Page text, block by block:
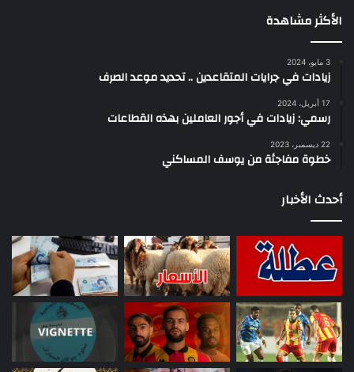
الأكثر مشاهدة
3 مايو، 2024
زيادات في جرايات المتقاعدين .. تحديد موعد الصرف
17 أبريل، 2024
رسمي: زيادات في أجور العاملين بهذه القطاعات
22 ديسمبر، 2023
خطوة مفاجئة من يوسف المساكني
أحدث الأخبار